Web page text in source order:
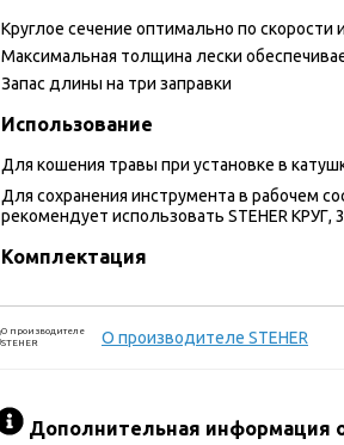
Круглое сечение оптимально по скорости
Максимальная толщина лески
Запас длины на три заправки
Использование
Для кошения травы при установке в
Для сохранения инструмента в рабочем
рекомендует использовать STEHER
Комплектация
О производителе STEHER
Дополнительная информация